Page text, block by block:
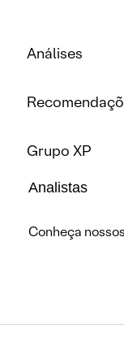
Análises
Grupo XP
Analistas
Conheça